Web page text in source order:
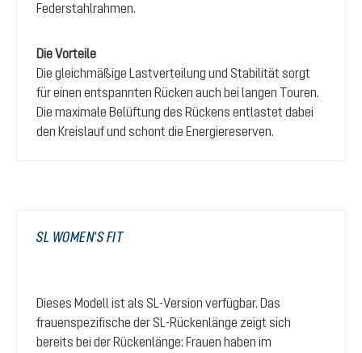
Federstahlrahmen.
Die Vorteile
Die gleichmäßige Lastverteilung und Stabilität sorgt
für einen entspannten Rücken auch bei langen Touren.
Die maximale Belüftung des Rückens entlastet dabei
den Kreislauf und schont die Energiereserven.
SL WOMEN'S FIT
Dieses Modell ist als SL-Version verfügbar. Das
frauenspezifische der SL-Rückenlänge zeigt sich
bereits bei der Rückenlänge: Frauen haben im